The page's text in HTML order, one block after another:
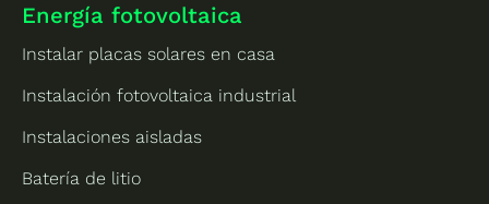
Energía fotovoltaica
Instalar placas solares en casa
Instalación fotovoltaica industrial
Instalaciones aisladas
Batería de litio